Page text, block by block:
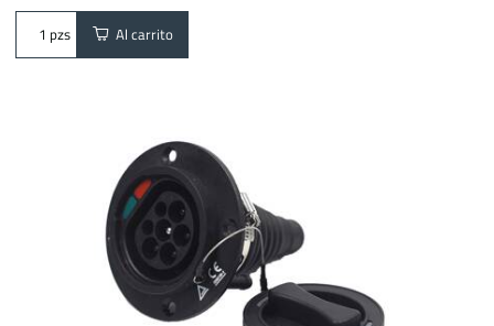
pzs Al carrito